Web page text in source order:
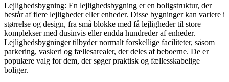
Lejlighedsbygning: En lejlighedsbygning er en boligstruktur, der
består af flere lejligheder eller enheder. Disse bygninger kan variere i
størrelse og design, fra små blokke med få lejligheder til store
komplekser med dusinvis eller endda hundreder af enheder.
Lejlighedsbygninger tilbyder normalt forskellige faciliteter, såsom
parkering, vaskeri og fællesarealer, der deles af beboerne. De er
populære valg for dem, der søger praktisk og fællesskabelige
boliger.